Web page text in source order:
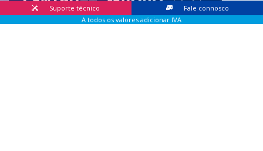
Suporte técnico
Fale connosco
A todos os valores adicionar IVA